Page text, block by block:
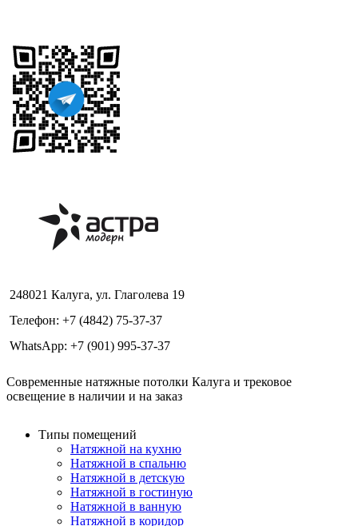
248021 Калуга, ул. Глаголева 19
Телефон: +7 (4842) 75-37-37
WhatsApp: +7 (901) 995-37-37
Современные натяжные потолки Калуга и трековое
освещение в наличии и на заказ
Типы помещений
Натяжной на кухню
Натяжной в спальню
Натяжной в детскую
Натяжной в гостиную
Натяжной в ванную
Натяжной в коридор